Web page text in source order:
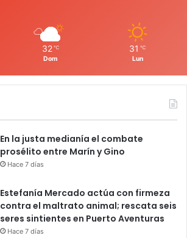
32 ℃
Dom
31 ℃
Lun
En la justa medianía el combate
prosélito entre Marín y Gino
Hace 7 días
Estefanía Mercado actúa con firmeza
contra el maltrato animal; rescata seis
seres sintientes en Puerto Aventuras
Hace 7 días